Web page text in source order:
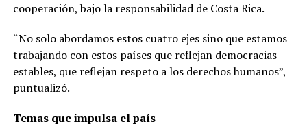
cooperación, bajo la responsabilidad de Costa Rica.
“No solo abordamos estos cuatro ejes sino que estamos
trabajando con estos países que reflejan democracias
estables, que reflejan respeto a los derechos humanos”,
puntualizó.
Temas que impulsa el país